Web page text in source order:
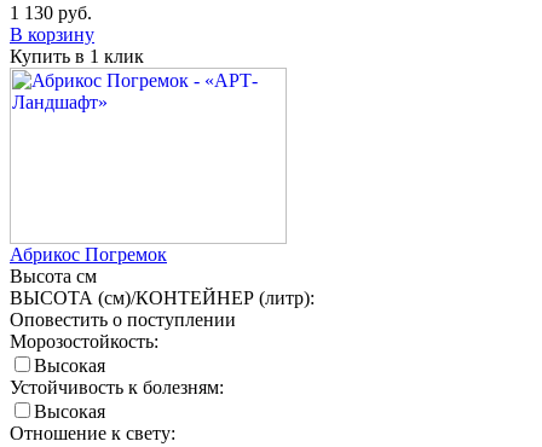
1 130 руб.
В корзину
Купить в 1 клик
Абрикос Погремок
Высота см
ВЫСОТА (см)/КОНТЕЙНЕР (литр):
Оповестить о поступлении
Морозостойкость:
Высокая
Устойчивость к болезням:
Высокая
Отношение к свету: